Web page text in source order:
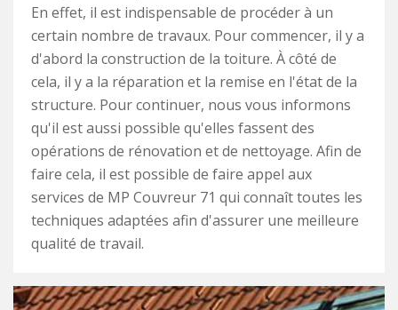
En effet, il est indispensable de procéder à un
certain nombre de travaux. Pour commencer, il y a
d'abord la construction de la toiture. À côté de
cela, il y a la réparation et la remise en l'état de la
structure. Pour continuer, nous vous informons
qu'il est aussi possible qu'elles fassent des
opérations de rénovation et de nettoyage. Afin de
faire cela, il est possible de faire appel aux
services de MP Couvreur 71 qui connaît toutes les
techniques adaptées afin d'assurer une meilleure
qualité de travail.